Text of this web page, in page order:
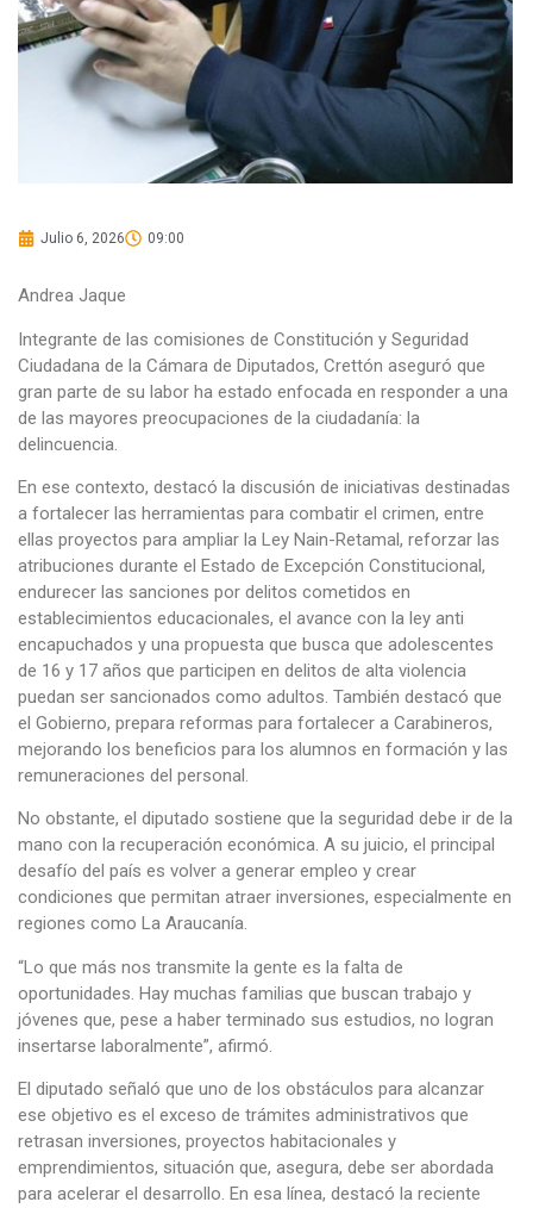
Julio 6, 2026 09:00
Andrea Jaque
Integrante de las comisiones de Constitución y Seguridad
Ciudadana de la Cámara de Diputados, Crettón aseguró que
gran parte de su labor ha estado enfocada en responder a una
de las mayores preocupaciones de la ciudadanía: la
delincuencia.
En ese contexto, destacó la discusión de iniciativas destinadas
a fortalecer las herramientas para combatir el crimen, entre
ellas proyectos para ampliar la Ley Nain-Retamal, reforzar las
atribuciones durante el Estado de Excepción Constitucional,
endurecer las sanciones por delitos cometidos en
establecimientos educacionales, el avance con la ley anti
encapuchados y una propuesta que busca que adolescentes
de 16 y 17 años que participen en delitos de alta violencia
puedan ser sancionados como adultos. También destacó que
el Gobierno, prepara reformas para fortalecer a Carabineros,
mejorando los beneficios para los alumnos en formación y las
remuneraciones del personal.
No obstante, el diputado sostiene que la seguridad debe ir de la
mano con la recuperación económica. A su juicio, el principal
desafío del país es volver a generar empleo y crear
condiciones que permitan atraer inversiones, especialmente en
regiones como La Araucanía.
“Lo que más nos transmite la gente es la falta de
oportunidades. Hay muchas familias que buscan trabajo y
jóvenes que, pese a haber terminado sus estudios, no logran
insertarse laboralmente”, afirmó.
El diputado señaló que uno de los obstáculos para alcanzar
ese objetivo es el exceso de trámites administrativos que
retrasan inversiones, proyectos habitacionales y
emprendimientos, situación que, asegura, debe ser abordada
para acelerar el desarrollo. En esa línea, destacó la reciente